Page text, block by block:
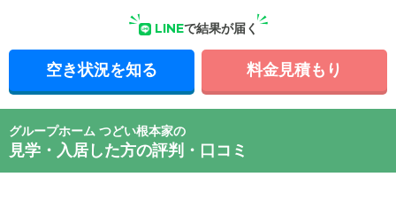
LINEで結果が届く
空き状況を知る 料金見積もり
グループホーム つどい根本家の
見学・入居した方の評判・口コミ